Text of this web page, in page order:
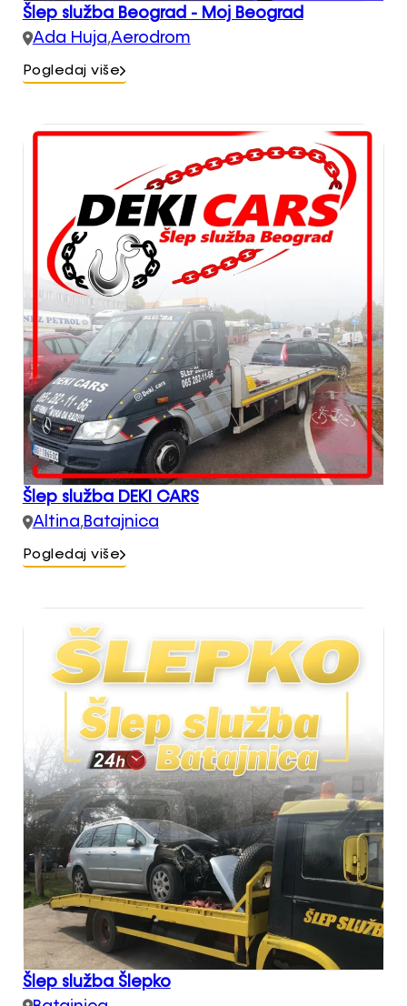
Šlep služba Beograd - Moj Beograd
Ada Huja,Aerodrom
Pogledaj više
Šlep služba DEKI CARS
Altina,Batajnica
Pogledaj više
Šlep služba Šlepko